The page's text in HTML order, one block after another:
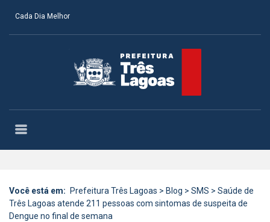
Cada Dia Melhor
Você está em: Prefeitura Três Lagoas > Blog > SMS > Saúde de
Três Lagoas atende 211 pessoas com sintomas de suspeita de
Dengue no final de semana